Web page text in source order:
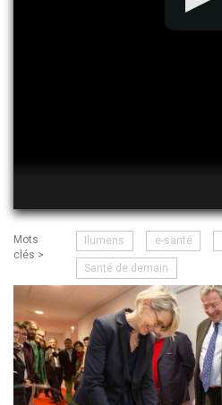
Mots
clés >
Ilumens e-santé
Santé de demain